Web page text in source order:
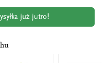
już jutro!